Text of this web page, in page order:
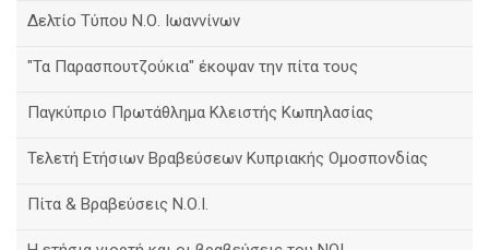
Δελτίο Τύπου Ν.Ο. Ιωαννίνων
"Τα Παρασπουτζούκια" έκοψαν την πίτα τους
Παγκύπριο Πρωτάθλημα Κλειστής Κωπηλασίας
Τελετή Ετήσιων Βραβεύσεων Κυπριακής Ομοσπονδίας
Πίτα & Βραβεύσεις Ν.Ο.Ι.